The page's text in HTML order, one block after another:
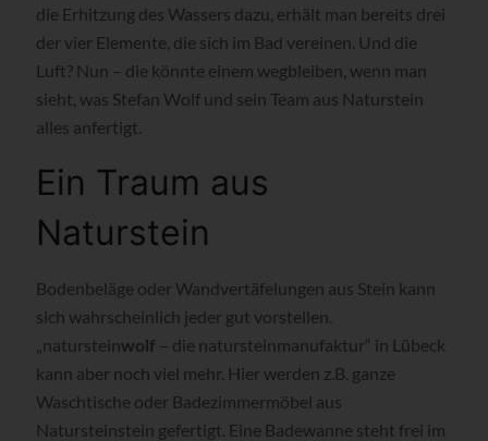
die Erhitzung des Wassers dazu, erhält man bereits drei
der vier Elemente, die sich im Bad vereinen. Und die
Luft? Nun – die könnte einem wegbleiben, wenn man
sieht, was Stefan Wolf und sein Team aus Naturstein
alles anfertigt.
Ein Traum aus
Naturstein
Bodenbeläge oder Wandvertäfelungen aus Stein kann
sich wahrscheinlich jeder gut vorstellen.
„natursteinwolf – die natursteinmanufaktur“ in Lübeck
kann aber noch viel mehr. Hier werden z.B. ganze
Waschtische oder Badezimmermöbel aus
Natursteinstein gefertigt. Eine Badewanne steht frei im